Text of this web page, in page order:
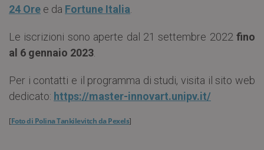
24 Ore e da Fortune Italia
Le iscrizioni sono aperte dal 21 settembre 2022 fino
al 6 gennaio 2023
Per i contatti e il programma di studi, visita il sito web
dedicato: https://master-innovart.unipv.it/
[Foto di Polina Tankilevitch da Pexels]